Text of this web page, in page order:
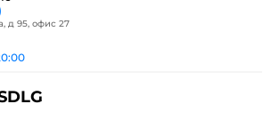
д 95, офис 27